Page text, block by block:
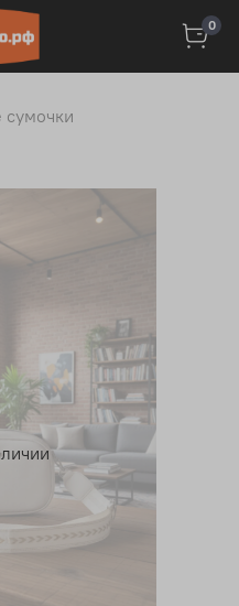
0
сумочки